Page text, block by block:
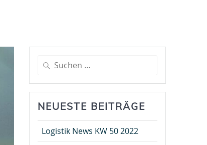
Suche
nach:
NEUESTE BEITRÄGE
Logistik News KW 50 2022